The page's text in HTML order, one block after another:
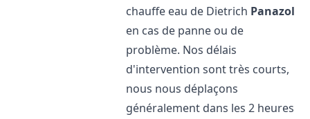
chauffe eau de Dietrich Panazol
en cas de panne ou de
problème. Nos délais
d'intervention sont très courts,
nous nous déplaçons
généralement dans les 2 heures